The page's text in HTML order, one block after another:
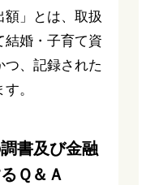
」とは、取扱
結婚・子育て資
、記録された
。
書及び金融
Ｑ＆Ａ